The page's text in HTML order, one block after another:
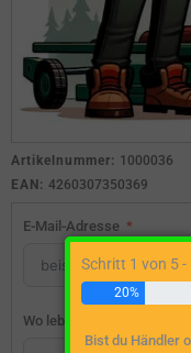
Artikelnummer: 1000036
EAN: 4260307350369
E-Mail-Adresse
Wo lebst du?
Schritt 1 von 5 -
20%
Bist du Händler